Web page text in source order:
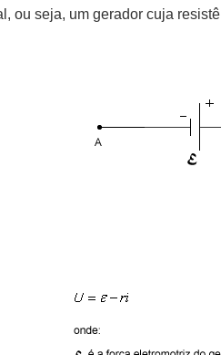
ou seja, um gerador cuja